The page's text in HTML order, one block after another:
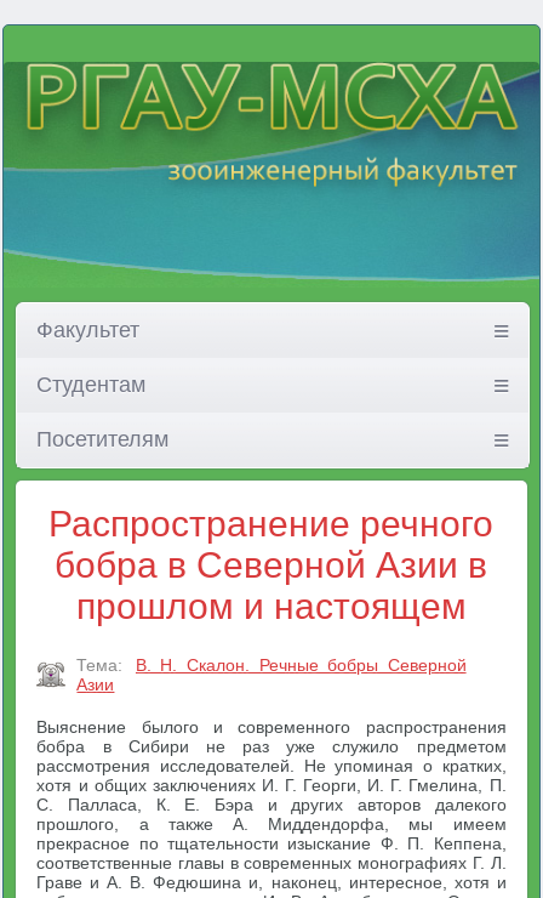
Факультет
Студентам
Посетителям
Распространение речного
бобра в Северной Азии в
прошлом и настоящем
Тема:
В. Н. Скалон. Речные бобры Северной
Азии
Выяснение былого и современного распространения
бобра в Сибири не раз уже служило предметом
рассмотрения исследователей. Не упоминая о кратких,
хотя и общих заключениях И. Г. Георги, И. Г. Гмелина, П.
С. Палласа, К. Е. Бэра и других авторов далекого
прошлого, а также А. Миддендорфа, мы имеем
прекрасное по тщательности изыскание Ф. П. Кеппена,
соответственные главы в современных монографиях Г. Л.
Граве и А. В. Федюшина и, наконец, интересное, хотя и